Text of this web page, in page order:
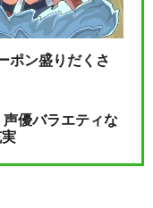
ポン盛りだくさ
優バラエティな